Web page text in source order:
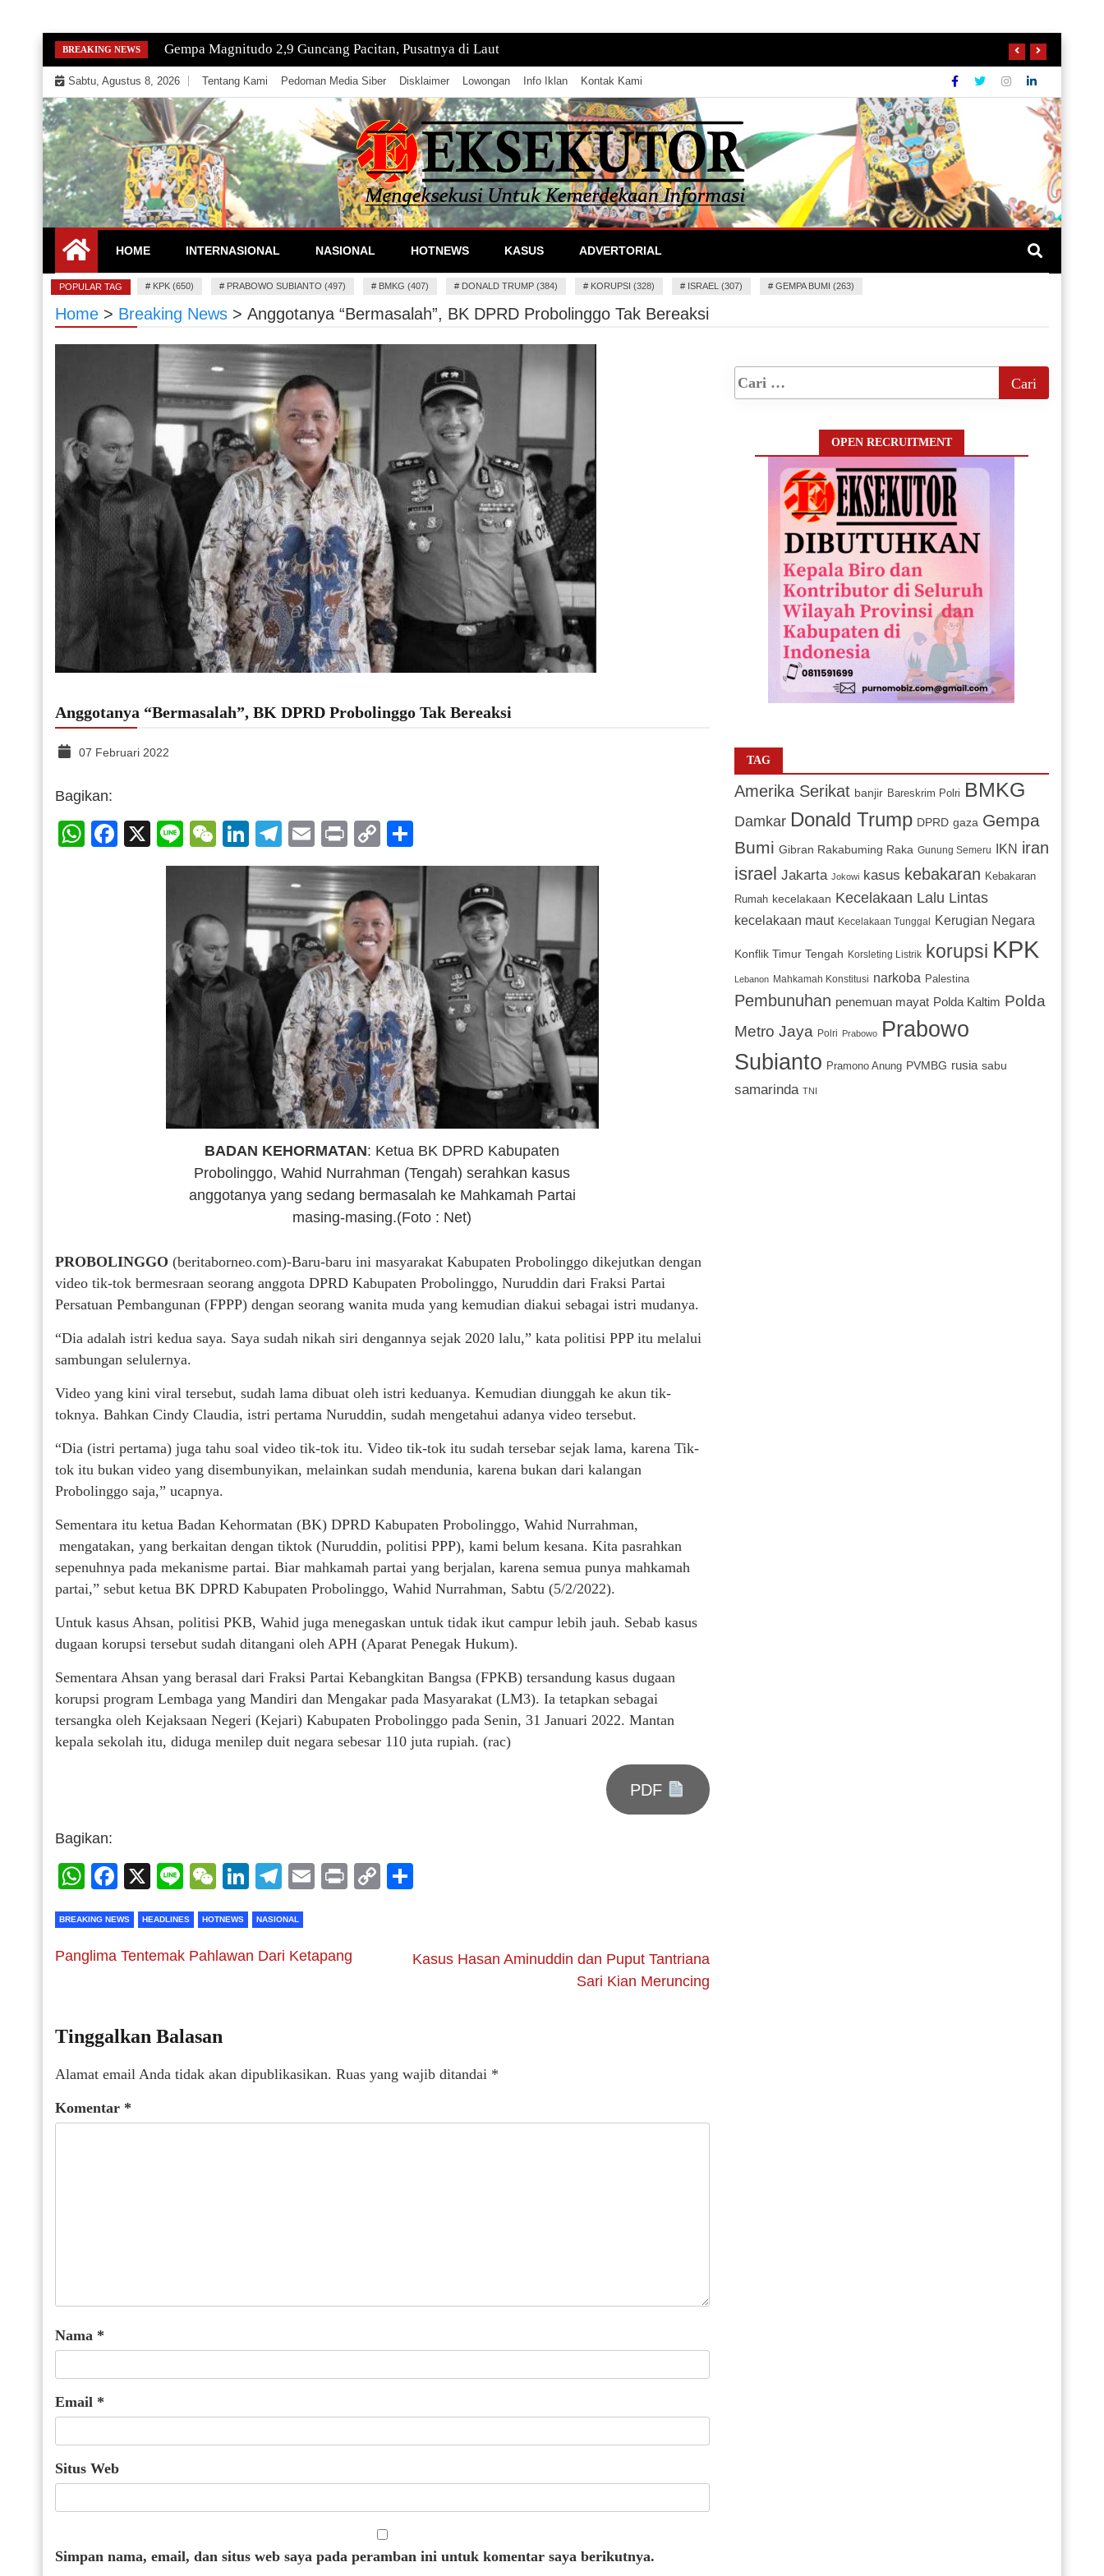
Skip
to
content
BREAKING NEWS Gempa Magnitudo 2,9 Guncang Pacitan, Pusatnya di Laut
Sabtu, Agustus 8, 2026 Tentang Kami Pedoman Media Siber Disklaimer Lowongan Info Iklan Kontak Kami
EKSEKUTOR
Mengeksekusi Berita Untuk Kemerdekaan dan Keadilan Informasi
HOME INTERNASIONAL NASIONAL HOTNEWS KASUS ADVERTORIAL
POPULAR TAG # KPK (650) # PRABOWO SUBIANTO (497) # BMKG (407) # DONALD TRUMP (384) # KORUPSI (328) # ISRAEL (307) # GEMPA BUMI (263)
Home > Breaking News > Anggotanya “Bermasalah”, BK DPRD Probolinggo Tak Bereaksi
Anggotanya “Bermasalah”, BK DPRD Probolinggo Tak Bereaksi
07 Februari 2022
Bagikan:
WhatsApp
Facebook
X LineWeChat
LinkedIn
Telegram
EmailPrintCopy
Link
BADAN KEHORMATAN: Ketua BK DPRD Kabupaten
Probolinggo, Wahid Nurrahman (Tengah) serahkan kasus
anggotanya yang sedang bermasalah ke Mahkamah Partai
masing-masing.(Foto : Net)
PROBOLINGGO (beritaborneo.com)-Baru-baru ini masyarakat Kabupaten Probolinggo dikejutkan dengan
video tik-tok bermesraan seorang anggota DPRD Kabupaten Probolinggo, Nuruddin dari Fraksi Partai
Persatuan Pembangunan (FPPP) dengan seorang wanita muda yang kemudian diakui sebagai istri mudanya.
“Dia adalah istri kedua saya. Saya sudah nikah siri dengannya sejak 2020 lalu,” kata politisi PPP itu melalui
sambungan selulernya.
Video yang kini viral tersebut, sudah lama dibuat oleh istri keduanya. Kemudian diunggah ke akun tik-
toknya. Bahkan Cindy Claudia, istri pertama Nuruddin, sudah mengetahui adanya video tersebut.
“Dia (istri pertama) juga tahu soal video tik-tok itu. Video tik-tok itu sudah tersebar sejak lama, karena Tik-
tok itu bukan video yang disembunyikan, melainkan sudah mendunia, karena bukan dari kalangan
Probolinggo saja,” ucapnya.
Sementara itu ketua Badan Kehormatan (BK) DPRD Kabupaten Probolinggo, Wahid Nurrahman,
mengatakan, yang berkaitan dengan tiktok (Nuruddin, politisi PPP), kami belum kesana. Kita pasrahkan
sepenuhnya pada mekanisme partai. Biar mahkamah partai yang berjalan, karena semua punya mahkamah
partai,” sebut ketua BK DPRD Kabupaten Probolinggo, Wahid Nurrahman, Sabtu (5/2/2022).
Untuk kasus Ahsan, politisi PKB, Wahid juga menegaskan untuk tidak ikut campur lebih jauh. Sebab kasus
dugaan korupsi tersebut sudah ditangani oleh APH (Aparat Penegak Hukum).
Sementara Ahsan yang berasal dari Fraksi Partai Kebangkitan Bangsa (FPKB) tersandung kasus dugaan
korupsi program Lembaga yang Mandiri dan Mengakar pada Masyarakat (LM3). Ia tetapkan sebagai
tersangka oleh Kejaksaan Negeri (Kejari) Kabupaten Probolinggo pada Senin, 31 Januari 2022. Mantan
kepala sekolah itu, diduga menilep duit negara sebesar 110 juta rupiah. (rac)
PDF
Bagikan:
WhatsApp
Facebook
X LineWeChat
LinkedIn
Telegram
EmailPrintCopy
BREAKING NEWS HEADLINES HOTNEWS NASIONAL
Panglima Tentemak Pahlawan Dari Ketapang
Kasus Hasan Aminuddin dan Puput Tantriana
Sari Kian Meruncing
Tinggalkan Balasan
Alamat email Anda tidak akan dipublikasikan. Ruas yang wajib ditandai *
Komentar *
Nama *
Email *
Situs Web
Simpan nama, email, dan situs web saya pada peramban ini untuk komentar saya berikutnya.
OPEN RECRUITMENT
TAG
Amerika Serikat banjir Bareskrim Polri BMKG
Damkar Donald Trump DPRD gaza Gempa
Bumi Gibran Rakabuming Raka Gunung Semeru IKN iran
israel Jakarta Jokowi kasus kebakaran Kebakaran
Rumah kecelakaan Kecelakaan Lalu Lintas
kecelakaan maut Kecelakaan Tunggal Kerugian Negara
Konflik Timur Tengah Korsleting Listrik korupsi KPK
Lebanon Mahkamah Konstitusi narkoba Palestina
Pembunuhan penemuan mayat Polda Kaltim Polda
Metro Jaya
Polri Prabowo
Prabowo
Subianto Pramono Anung PVMBG rusia sabu
samarinda TNI